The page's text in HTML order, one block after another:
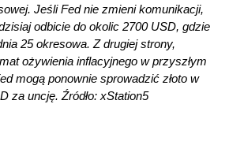
Jeśli Fed nie zmieni komunikacji,
odbicie do okolic 2700 USD, gdzie
25 okresowa. Z drugiej strony,
ożywienia inflacyjnego w przyszłym
mogą ponownie sprowadzić złoto w
za uncję. Źródło: xStation5